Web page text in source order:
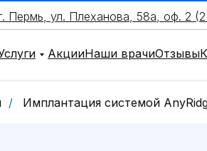
Пермь, ул. Плеханова, 58а, оф. 2 (2
АкцииНаши врачиОтзывы
/ Имплантация системой